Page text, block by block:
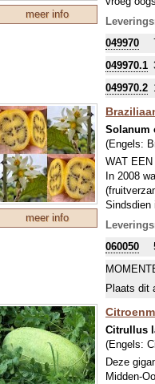
meer info
voorjaar
de zaden
049970
049970.1
049970.2
meer info
Solanum
(Engels:
WAT
In 2008
Sindsdien
eerste
De Juã-
Je hebt
liefst 2
In Noord-
jaar.
kan het
sterft af
060050
Plaats dit
Citrullus
(Engels:
Deze
Midden-